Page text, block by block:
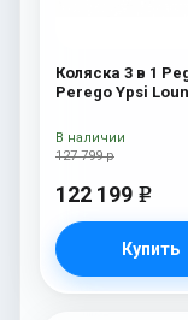
Коляска 3 в 1
Perego Ypsi
127 799 р
122 199 e
Купить
В наличии